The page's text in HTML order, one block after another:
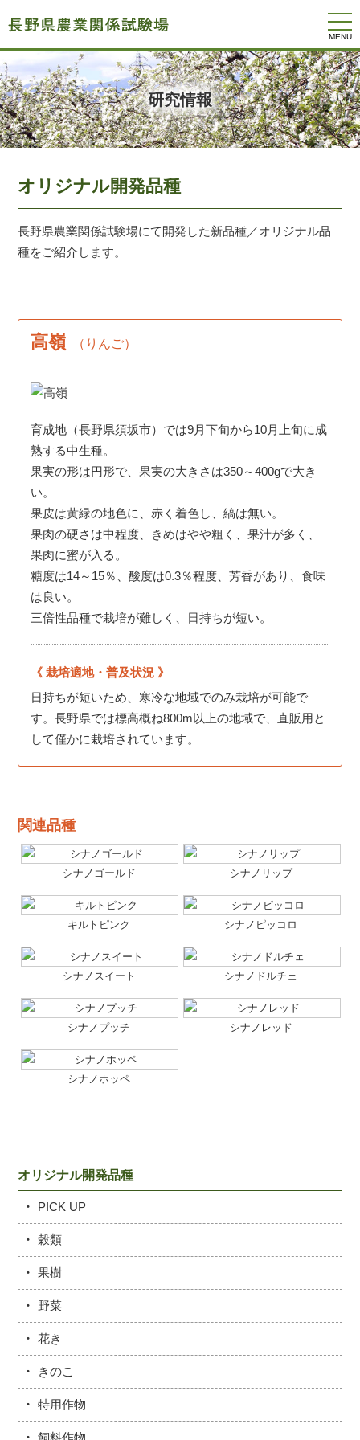
研究情報
オリジナル開発品種
長野県農業関係試験場にて開発した新品種／オリジナル品
種をご紹介します。
高嶺 （りんご）
育成地（長野県須坂市）では9月下旬から10月上旬に成
熟する中生種。
果実の形は円形で、果実の大きさは350～400gで大き
い。
果皮は黄緑の地色に、赤く着色し、縞は無い。
果肉の硬さは中程度、きめはやや粗く、果汁が多く、
果肉に蜜が入る。
糖度は14～15％、酸度は0.3％程度、芳香があり、食味
は良い。
三倍性品種で栽培が難しく、日持ちが短い。
栽培適地・普及状況
日持ちが短いため、寒冷な地域でのみ栽培が可能で
す。長野県では標高概ね800m以上の地域で、直販用と
して僅かに栽培されています。
関連品種
シナノゴールド シナノリップ
キルトピンク シナノピッコロ
シナノスイート シナノドルチェ
シナノプッチ シナノレッド
シナノホッペ
オリジナル開発品種
PICK UP
穀類
果樹
野菜
花き
きのこ
特用作物
飼料作物